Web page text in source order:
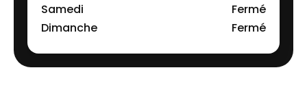
Samedi
Fermé
Dimanche
Fermé